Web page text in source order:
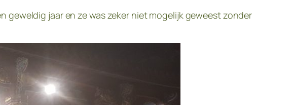
jaar en ze was zeker niet mogelijk geweest zonder